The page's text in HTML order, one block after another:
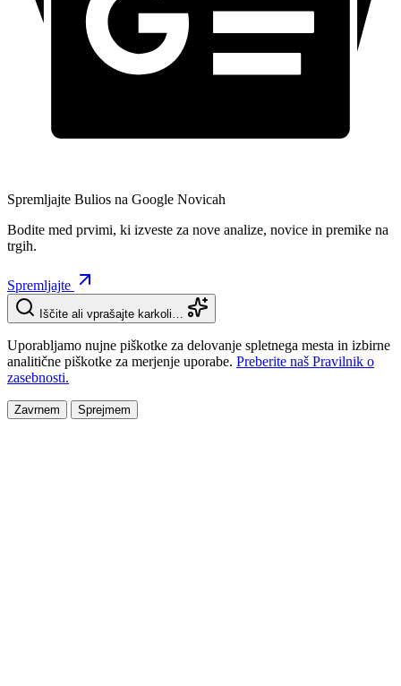
Spremljajte Bulios na Google Novicah
Bodite med prvimi, ki izveste za nove analize, novice in premike na
trgih.
Spremljajte
Iščite ali vprašajte karkoli…
Uporabljamo nujne piškotke za delovanje spletnega mesta in izbirne
analitične piškotke za merjenje uporabe. Preberite naš Pravilnik o
zasebnosti.
Zavrnem Sprejmem